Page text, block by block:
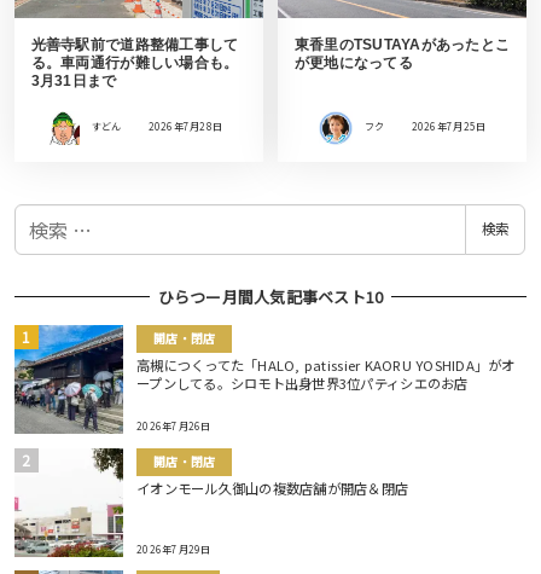
光善寺駅前で道路整備工事して
る。車両通行が難しい場合も。
3月31日まで
すどん 2026年7月28日
東香里のTSUTAYAがあったとこ
が更地になってる
フク 2026年7月25日
検
検索
ひらつー月間人気記事ベスト10
開店・閉店
高槻につくってた「HALO, patissier KAORU YOSHIDA」がオ
ープンしてる。シロモト出身世界3位パティシエのお店
2026年7月26日
開店・閉店
イオンモール久御山の複数店舗が開店＆閉店
2026年7月29日